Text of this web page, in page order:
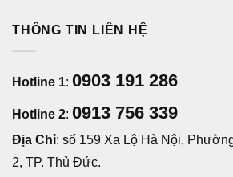
THÔNG TIN LIÊN HỆ
Hotline 1: 0903 191 286
Hotline 2: 0913 756 339
Địa Chỉ: số 159 Xa Lộ Hà Nội,
2, TP. Thủ Đức.